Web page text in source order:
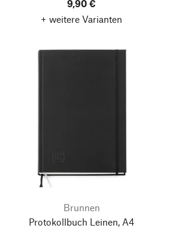
9,90 €
+ weitere Varianten
Brunnen
Protokollbuch Leinen, A4